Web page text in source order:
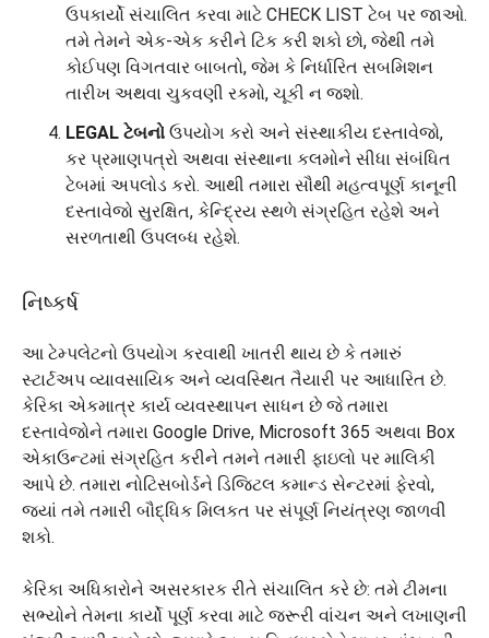
ઉપકાર્યો સંચાલિત કરવા માટે CHECK LIST ટેબ પર જાઓ.
તમે તેમને એક-એક કરીને ટિક કરી શકો છો, જેથી તમે
કોઈપણ વિગતવાર બાબતો, જેમ કે નિર્ધારિત સબમિશન
તારીખ અથવા ચુકવણી રકમો, ચૂકી ન જશો.
LEGAL ટેબનો ઉપયોગ કરો અને સંસ્થાકીય દસ્તાવેજો,
કર પ્રમાણપત્રો અથવા સંસ્થાના કલમોને સીધા સંબંધિત
ટેબમાં અપલોડ કરો. આથી તમારા સૌથી મહત્વપૂર્ણ કાનૂની
દસ્તાવેજો સુરક્ષિત, કેન્દ્રિય સ્થળે સંગ્રહિત રહેશે અને
સરળતાથી ઉપલબ્ધ રહેશે.
નિષ્કર્ષ
આ ટેમ્પલેટનો ઉપયોગ કરવાથી ખાતરી થાય છે કે તમારું
સ્ટાર્ટઅપ વ્યાવસાયિક અને વ્યવસ્થિત તૈયારી પર આધારિત છે.
કેરિકા એકમાત્ર કાર્ય વ્યવસ્થાપન સાધન છે જે તમારા
દસ્તાવેજોને તમારા Google Drive, Microsoft 365 અથવા Box
એકાઉન્ટમાં સંગ્રહિત કરીને તમને તમારી ફાઇલો પર માલિકી
આપે છે. તમારા નોટિસબોર્ડને ડિજિટલ કમાન્ડ સેન્ટરમાં ફેરવો,
જ્યાં તમે તમારી બૌદ્ધિક મિલકત પર સંપૂર્ણ નિયંત્રણ જાળવી
શકો.
કેરિકા અધિકારોને અસરકારક રીતે સંચાલિત કરે છે: તમે ટીમના
સભ્યોને તેમના કાર્યો પૂર્ણ કરવા માટે જરૂરી વાંચન અને લખાણની